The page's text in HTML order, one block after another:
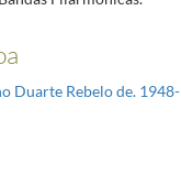
Duarte Rebelo de. 1948-